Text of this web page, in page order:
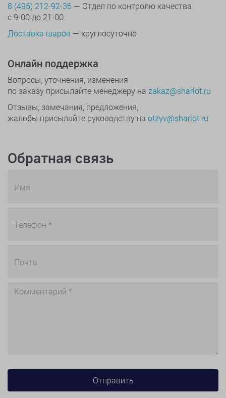
8 (495) 212-92-36 — Отдел по контролю качества
с 9-00 до 21-00
Доставка шаров — круглосуточно
Онлайн поддержка
Вопросы, уточнения, изменения
по заказу присылайте менеджеру на zakaz@sharlot.ru
Отзывы, замечания, предложения,
жалобы присылайте руководству на otzyv@sharlot.ru
Обратная связь